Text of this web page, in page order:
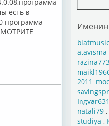
есть в
программа
blatmusic
atavisma
Ingvar631
natali79,
studiya ,